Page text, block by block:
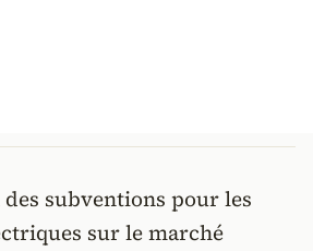
subventions pour les
sur le marché